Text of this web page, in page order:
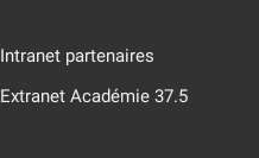
Intranet partenaires
Extranet Académie 37.5